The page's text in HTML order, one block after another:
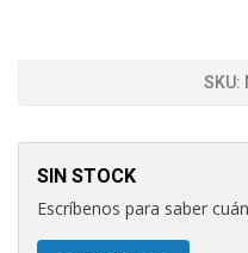
SKU:
SIN STOCK
Escríbenos para saber